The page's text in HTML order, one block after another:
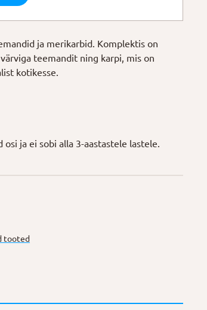
ja merikarbid. Komplektis on
teemandit ning karpi, mis on
kotikesse.
osi ja ei sobi alla 3-aastastele lastele.
tooted